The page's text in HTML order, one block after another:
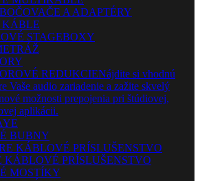
A ADAPTÉRY
KÁBLE
STAGEBOXY
REDUKCIENájdite si vhodnú
Vaše audio zariadenie a zažite skvelý
možnosti prepojenia pri štúdiovej,
aplikácii.
BUBNY
KÁBLOVÉ PRÍSLUŠENSTVO
KÁBLOVÉ PRÍSLUŠENSTVO
MOSTÍKY